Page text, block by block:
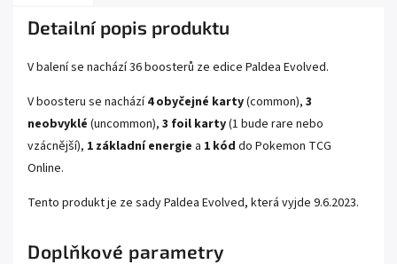
Detailní popis produktu
V balení se nachází 36 boosterů ze edice Paldea Evolved.
V boosteru se nachází 4 obyčejné karty(common), 3
neobvyklé (uncommon), 3 foil karty(1 bude rare nebo
vzácnější), 1 základní energie a 1 kód do Pokemon TCG
Online.
Tento produkt je ze sady Paldea Evolved, která vyjde 9.6.2023.
Doplňkové parametry